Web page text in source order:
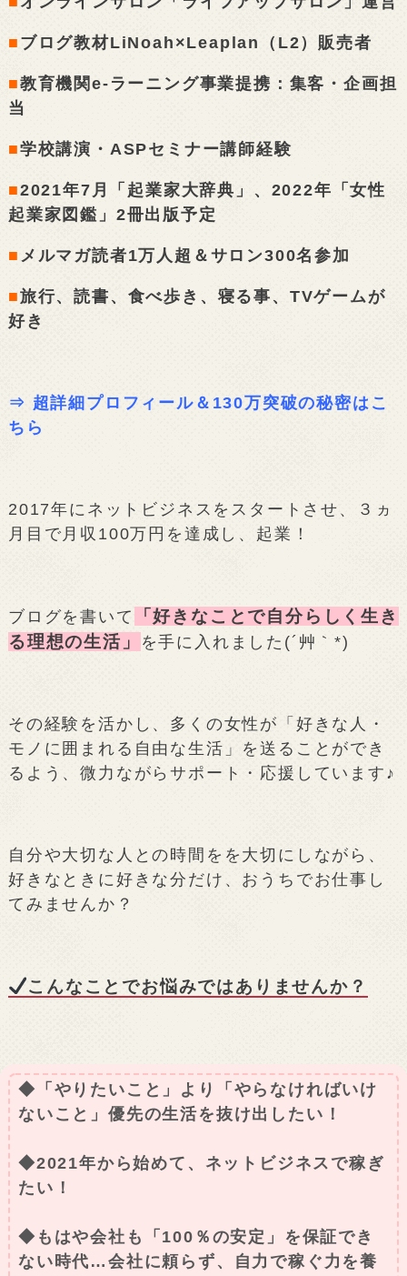
■ ブログ教材LiNoah×Leaplan（L2）販売者
■教育機関e-ラーニング事業提携：集客・企画担
当
■学校講演・ASPセミナー講師経験
■2021年7月「起業家大辞典」、2022年「女性
起業家図鑑」2冊出版予定
■ メルマガ読者1万人超＆サロン300名参加
■旅行、読書、食べ歩き、寝る事、TVゲームが
好き
⇒ 超詳細プロフィール＆130万突破の秘密はこ
ちら
2017年にネットビジネスをスタートさせ、３ヵ
月目で月収100万円を達成し、起業！
ブログを書いて
「好きなことで自分らしく生き
る理想の生活」
を手に入れました(´艸｀*)
その経験を活かし、多くの女性が「好きな人・
モノに囲まれる自由な生活」を送ることができ
るよう、微力ながらサポート・応援しています♪
自分や大切な人との時間をを大切にしながら、
好きなときに好きな分だけ、おうちでお仕事し
てみませんか？
こんなことでお悩みではありませんか？
◆「やりたいこと」より「やらなければいけ
ないこと」優先の生活を抜け出したい！
◆2021年から始めて、ネットビジネスで稼ぎ
たい！
◆もはや会社も「100％の安定」を保証でき
ない時代…会社に頼らず、自力で稼ぐ力を養